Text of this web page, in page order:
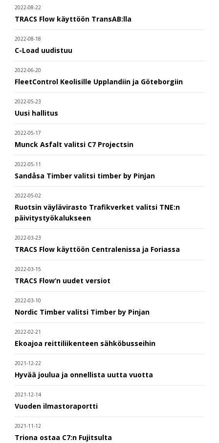
2022-08-22
TRACS Flow käyttöön TransAB:lla
2022-08-18
C-Load uudistuu
2022-06-20
FleetControl Keolisille Upplandiin ja Göteborgiin
2022-05-23
Uusi hallitus
2022-05-17
Munck Asfalt valitsi C7 Projectsin
2022-05-11
Sandåsa Timber valitsi timber by Pinjan
2022-05-02
Ruotsin väylävirasto Trafikverket valitsi TNE:n
päivitystyökalukseen
2022-03-23
TRACS Flow käyttöön Centralenissa ja Foriassa
2022-03-15
TRACS Flow’n uudet versiot
2022-03-10
Nordic Timber valitsi Timber by Pinjan
2022-02-21
Ekoajoa reittiliikenteen sähköbusseihin
2021-12-22
Hyvää joulua ja onnellista uutta vuotta
2021-12-14
Vuoden ilmastoraportti
2021-11-12
Triona ostaa C7:n Fujitsulta